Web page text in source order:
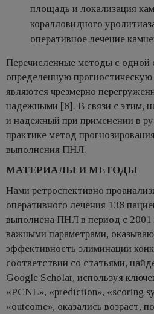
площадь и локализация
коралловидного
оперативное лечение
Перечисленные методы с
определенную
являются чрезмерно
надежными [8]. В связи с этим,
и надежный при применении в
практике метод
выполнения ПНЛ.
МАТЕРИАЛЫ И МЕТОДЫ
Нами ретроспективно
оперативного лечения 138
выполнена ПНЛ в период с 2001
важными параметрами,
эффективность элиминации
соответствии со статьями,
Google Scholar, используя
«PCNL», «prediction», «scoring
«outcome», оказались возраст,